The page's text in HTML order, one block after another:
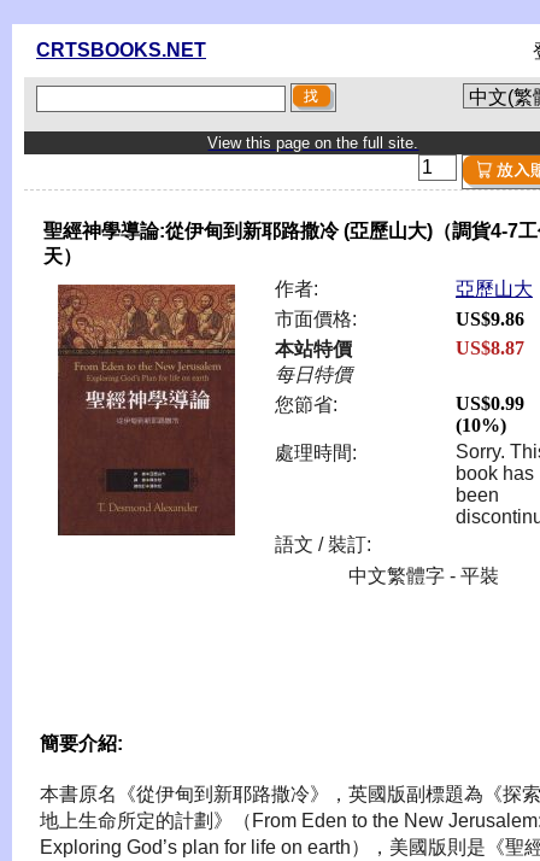
CRTSBOOKS.NET
View this page on the full site.
聖經神學導論:從伊甸到新耶路撒冷 (亞歷山大)（調貨4-7
天）
作者:
亞歷山大
市面價格:
US$9.86
本站特價
每日特價
US$8.87
您節省:
US$0.99
(10%)
處理時間:
Sorry.
book has
been
語文 / 裝訂:
中文繁體字 - 平裝
簡要介紹:
本書原名《從伊甸到新耶路撒冷》，英國版副標題為《探
地上生命所定的計劃》（From Eden to the New
Exploring God’s plan for life on earth），美國版則是《聖